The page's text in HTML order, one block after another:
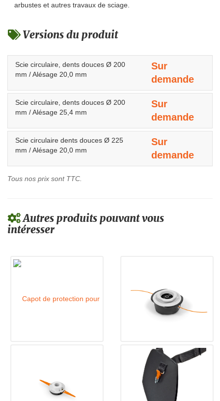
arbustes et autres travaux de sciage.
Versions du produit
Scie circulaire, dents douces Ø 200
mm / Alésage 20,0 mm
Sur
demande
Scie circulaire, dents douces Ø 200
mm / Alésage 25,4 mm
Sur
demande
Scie circulaire dents douces Ø 225
mm / Alésage 20,0 mm
Sur
demande
Tous nos prix sont TTC.
Autres produits pouvant vous
intéresser